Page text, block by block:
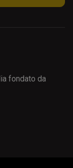
fondato da